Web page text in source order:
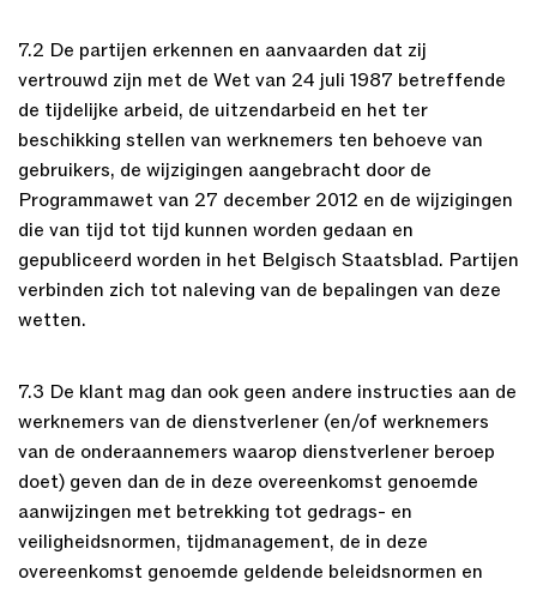
7.2 De partijen erkennen en aanvaarden dat zij
vertrouwd zijn met de Wet van 24 juli 1987 betreffende
de tijdelijke arbeid, de uitzendarbeid en het ter
beschikking stellen van werknemers ten behoeve van
gebruikers, de wijzigingen aangebracht door de
Programmawet van 27 december 2012 en de wijzigingen
die van tijd tot tijd kunnen worden gedaan en
gepubliceerd worden in het Belgisch Staatsblad. Partijen
verbinden zich tot naleving van de bepalingen van deze
wetten.
7.3 De klant mag dan ook geen andere instructies aan de
werknemers van de dienstverlener (en/of werknemers
van de onderaannemers waarop dienstverlener beroep
doet) geven dan de in deze overeenkomst genoemde
aanwijzingen met betrekking tot gedrags- en
veiligheidsnormen, tijdmanagement, de in deze
overeenkomst genoemde geldende beleidsnormen en